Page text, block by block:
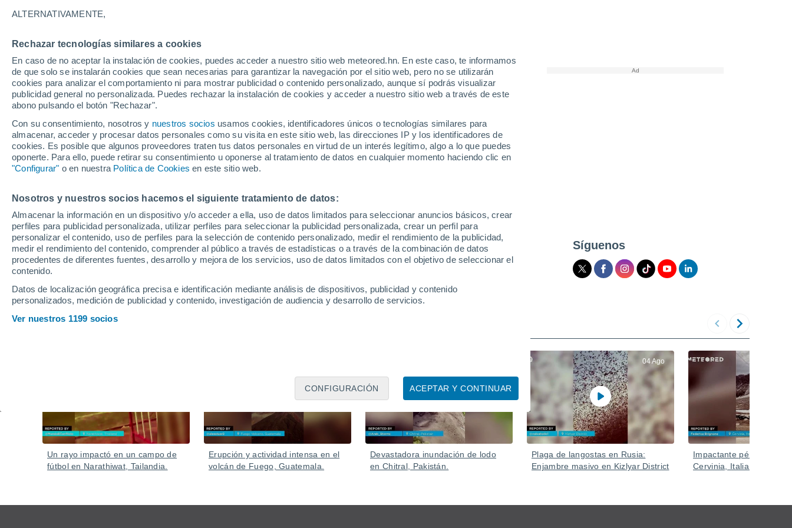
ALTERNATIVAMENTE,
Rechazar tecnologías similares a cookies
En caso de no aceptar la instalación de cookies, puedes acceder a nuestro sitio web meteored.hn. En este caso, te informamos
de que solo se instalarán cookies que sean necesarias para garantizar la navegación por el sitio web, pero no se utilizarán
cookies para analizar el comportamiento ni para mostrar publicidad o contenido personalizado, aunque sí podrás visualizar
publicidad general no personalizada. Puedes rechazar la instalación de cookies y acceder a nuestro sitio web a través de este
abono pulsando el botón "Rechazar".
Con su consentimiento, nosotros y nuestros socios usamos cookies, identificadores únicos o tecnologías similares para
almacenar, acceder y procesar datos personales como su visita en este sitio web, las direcciones IP y los identificadores de
cookies. Es posible que algunos proveedores traten tus datos personales en virtud de un interés legítimo, algo a lo que puedes
oponerte. Para ello, puede retirar su consentimiento u oponerse al tratamiento de datos en cualquier momento haciendo clic en
"Configurar" o en nuestra Política de Cookies en este sitio web.
Nosotros y nuestros socios hacemos el siguiente tratamiento de datos:
Almacenar la información en un dispositivo y/o acceder a ella, uso de datos limitados para seleccionar anuncios básicos, crear
perfiles para publicidad personalizada, utilizar perfiles para seleccionar la publicidad personalizada, crear un perfil para
personalizar el contenido, uso de perfiles para la selección de contenido personalizado, medir el rendimiento de la publicidad,
medir el rendimiento del contenido, comprender al público a través de estadísticas o a través de la combinación de datos
procedentes de diferentes fuentes, desarrollo y mejora de los servicios, uso de datos limitados con el objetivo de seleccionar el
contenido.
Datos de localización geográfica precisa e identificación mediante análisis de dispositivos, publicidad y contenido
personalizados, medición de publicidad y contenido, investigación de audiencia y desarrollo de servicios.
Ver nuestros 1199 socios
ACEPTAR Y CONTINUAR
CONFIGURACIÓN
Una gran tormenta deja inundaciones y
montañas de granizo en Cuajimalpa, México
Decenas de personas quedaron atrapadas en los vehículos debido a la fuerza del agua. En algunos barrios se
acumularon decenas de centímetros de granizo.
Síguenos
Vídeos
Un rayo impactó en un campo de
fútbol en Narathiwat, Tailandia.
Erupción y actividad intensa en el
volcán de Fuego, Guatemala.
Devastadora inundación de lodo
en Chitral, Pakistán.
04 Ago
Plaga de langostas en Rusia:
Enjambre masivo en Kizlyar District
Impactante pérdida de
Cervinia, Italia.